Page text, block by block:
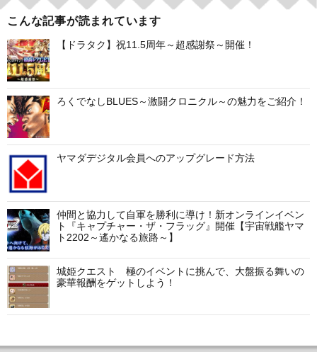
ビ
ゲ
ー
シ
ョ
ン
こんな記事が読まれています
【ドラタク】祝11.5周年～超感謝祭～開催！
ろくでなしBLUES～激闘クロニクル～の魅力をご紹介！
ヤマダデジタル会員へのアップグレード方法
仲間と協力して自軍を勝利に導け！新オンラインイベン
ト『キャプチャー・ザ・フラッグ』開催【宇宙戦艦ヤマ
ト2202～遙かなる旅路～】
城姫クエスト 極のイベントに挑んで、大盤振る舞いの
豪華報酬をゲットしよう！